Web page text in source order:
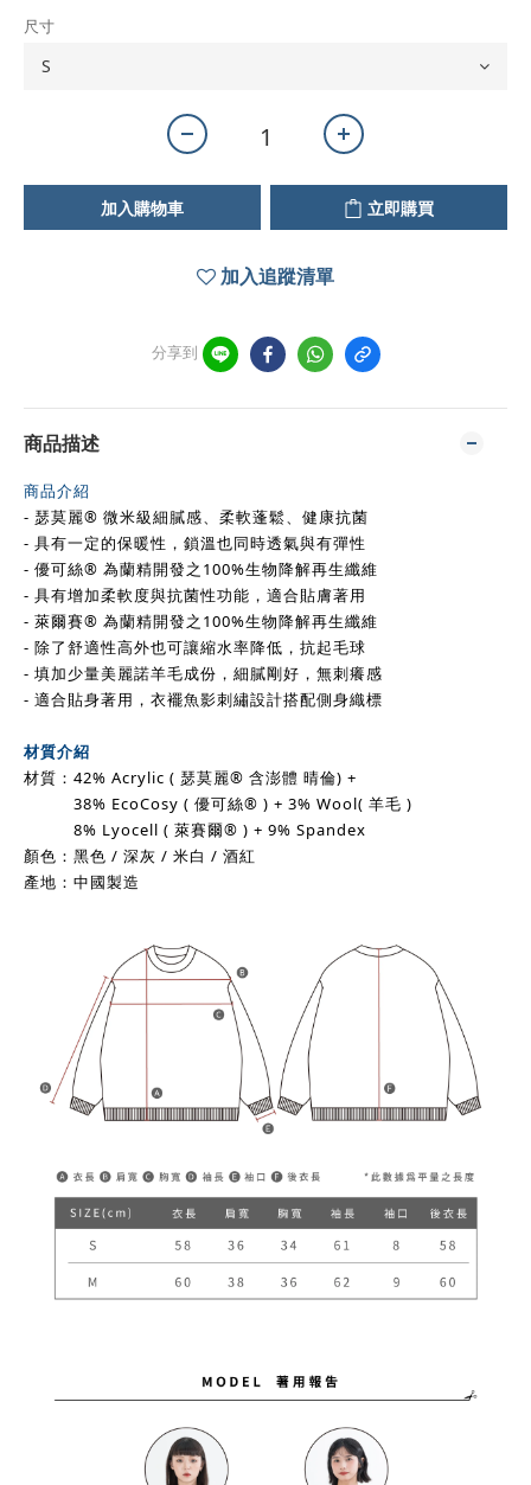
尺寸
加入購物車 立即購買
加入追蹤清單
分享到
商品描述
商品介紹
- 瑟莫麗® 微米級細膩感、柔軟蓬鬆、健康抗菌
- 具有一定的保暖性，鎖溫也同時透氣與有彈性
- 優可絲® 為蘭精開發之100%生物降解再生纖維
- 具有增加柔軟度與抗菌性功能，適合貼膚著用
- 萊爾賽® 為蘭精開發之 100%生物降解再生纖維
- 除了舒適性高外也可讓縮水率降低，抗起毛球
- 填加少量美麗諾羊毛成份，細膩剛好，無刺癢感
- 適合貼身著用，衣襬魚影刺繡設計搭配側身織標
材質介紹
材質：42% Acrylic ( 瑟莫麗® 含澎體 晴倫) +
38% EcoCosy ( 優可絲® ) + 3% Wool( 羊毛 )
8% Lyocell ( 萊賽爾® ) + 9% Spandex
顏色：黑色 / 深灰 / 米白 / 酒紅
產地：中國製造